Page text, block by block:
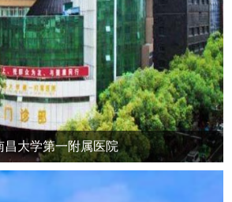
昌大学第一附属医院